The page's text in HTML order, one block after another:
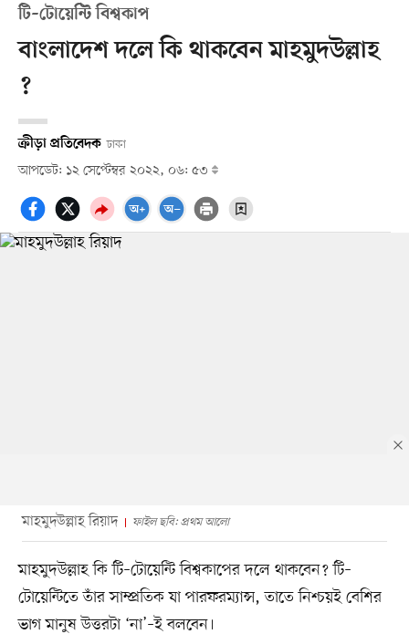
টি–টোয়েন্টি বিশ্বকাপ
বাংলাদেশ দলে কি থাকবেন মাহমুদউল্লাহ
?
ক্রীড়া প্রতিবেদক ঢাকা
আপডেট: ১২ সেপ্টেম্বর ২০২২, ০৬: ৫৩
মাহমুদউল্লাহ রিয়াদ ফাইল ছবি: প্রথম আলো
মাহমুদউল্লাহ কি টি–টোয়েন্টি বিশ্বকাপের দলে থাকবেন? টি–
টোয়েন্টিতে তাঁর সাম্প্রতিক যা পারফরম্যান্স, তাতে নিশ্চয়ই বেশির
ভাগ মানুষ উত্তরটা ‘না’–ই বলবেন।